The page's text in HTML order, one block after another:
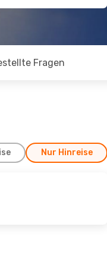
Fragen
Nur Hinreise